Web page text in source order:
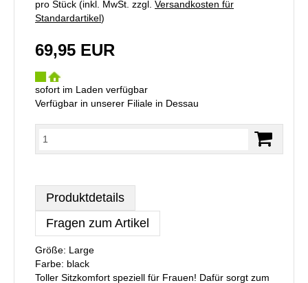
pro Stück (inkl. MwSt. zzgl. Versandkosten für
Standardartikel)
69,95 EUR
sofort im Laden verfügbar
Verfügbar in unserer Filiale in Dessau
Produktdetails
Fragen zum Artikel
Größe: Large
Farbe: black
Toller Sitzkomfort speziell für Frauen! Dafür sorgt zum